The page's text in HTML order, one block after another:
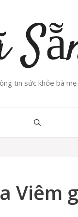
tin sức khỏe bà
Viêm